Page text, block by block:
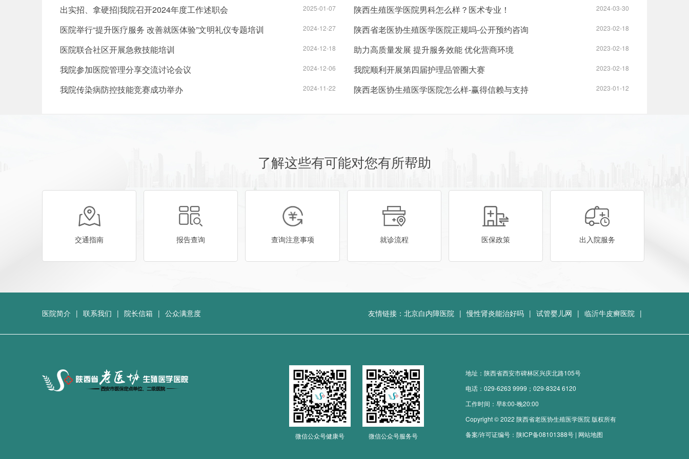
2025-01-07
出实招、拿硬招|我院召开2024年度工作述职会
2024-12-27
医院举行“提升医疗服务 改善就医体验”文明礼仪专题培训
2024-12-18
医院联合社区开展急救技能培训
2024-12-06
我院参加医院管理分享交流讨论会议
2024-11-22
我院传染病防控技能竞赛成功举办
2024-03-30
陕西生殖医学医院男科怎么样？医术专业！
2023-02-18
陕西省老医协生殖医学医院正规吗-公开预约咨询
2023-02-18
助力高质量发展 提升服务效能 优化营商环境
2023-02-18
我院顺利开展第四届护理品管圈大赛
2023-01-12
陕西老医协生殖医学医院怎么样-赢得信赖与支持
了解这些有可能对您有所帮助
交通指南 报告查询 查询注意事项 就诊流程 医保政策 出入院服务
医院简介 | 联系我们 | 院长信箱 | 公众满意度 友情链接： 北京白内障医院 | 慢性肾炎能治好吗 | 试管婴儿网 | 临沂牛皮癣医院 |
微信公众号健康号 微信公众号服务号
地址：陕西省西安市碑林区兴庆北路105号
电话： 029-6263 9999；029-8324 6120
工作时间：早8:00-晚20:00
Copyright © 2022 陕西省老医协生殖医学医院 版权所有
备案/许可证编号： 陕ICP备08101388号 | 网站地图